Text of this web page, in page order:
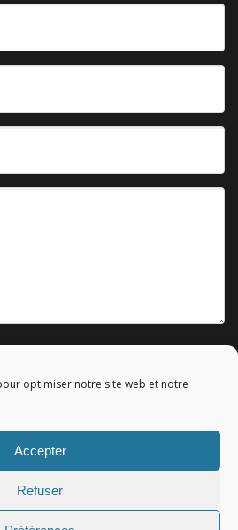
optimiser notre site web et notre
Accepter
Refuser
|All rights reserved - Tous droits